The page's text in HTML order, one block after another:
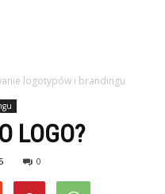
logotypów i brandingu
LOGO?
0